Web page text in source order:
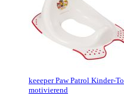
keeeper Paw Patrol Kinder-
motivierend